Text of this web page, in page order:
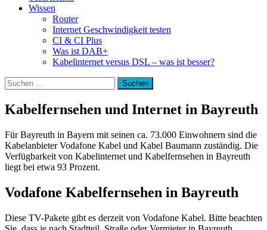
Wissen
Router
Internet Geschwindigkeit testen
CI & CI Plus
Was ist DAB+
Kabelinternet versus DSL – was ist besser?
Suchen
nach:
Kabelfernsehen und Internet in Bayreuth
Für Bayreuth in Bayern mit seinen ca. 73.000 Einwohnern sind die
Kabelanbieter Vodafone Kabel und Kabel Baumann zuständig. Die
Verfügbarkeit von Kabelinternet und Kabelfernsehen in Bayreuth
liegt bei etwa 93 Prozent.
Vodafone Kabelfernsehen in Bayreuth
Diese TV-Pakete gibt es derzeit von Vodafone Kabel. Bitte beachten